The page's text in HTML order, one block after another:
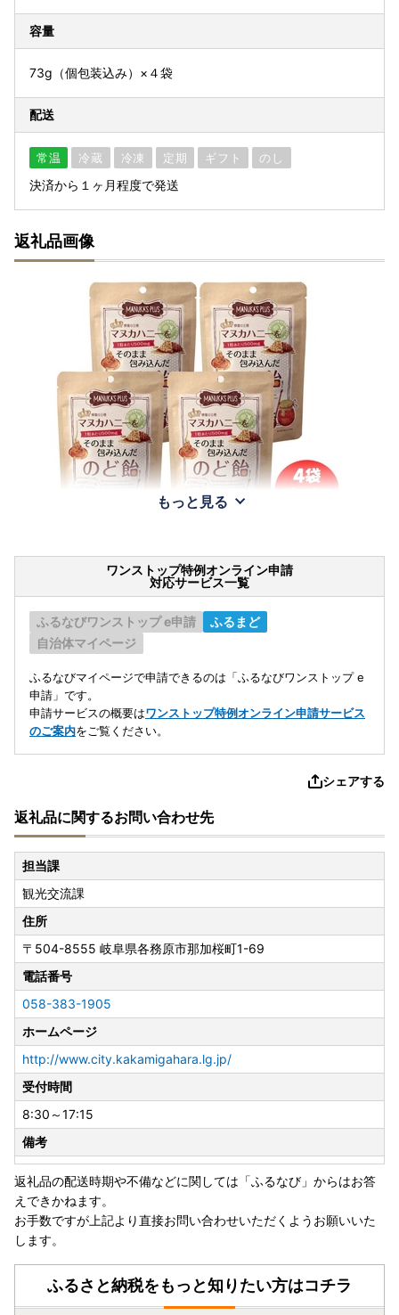
容量
73g（個包装込み）×４袋
配送
常温 冷蔵 冷凍 定期 ギフト のし
決済から１ヶ月程度で発送
返礼品画像
もっと見る
ワンストップ特例オンライン申請
対応サービス一覧
ふるなびワンストップ e申請
ふるまど
自治体マイページ
ふるなびマイページで申請できるのは「ふるなびワンストップ e
申請」です。
申請サービスの概要はワンストップ特例オンライン申請サービス
のご案内をご覧ください。
シェアする
返礼品に関するお問い合わせ先
担当課
観光交流課
住所
〒504-8555 岐阜県各務原市那加桜町1-69
電話番号
058-383-1905
ホームページ
http://www.city.kakamigahara.lg.jp/
受付時間
8:30～17:15
備考
返礼品の配送時期や不備などに関しては「ふるなび」からはお答
えできかねます。
お手数ですが上記より直接お問い合わせいただくようお願いいた
します。
ふるさと納税をもっと知りたい方はコチラ